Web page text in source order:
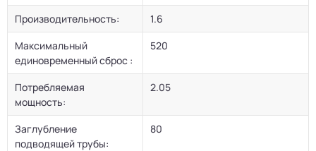
Производительность:
1.6
Максимальный
единовременный сброс :
520
Потребляемая
мощность:
2.05
Заглубление
подводящей трубы:
80